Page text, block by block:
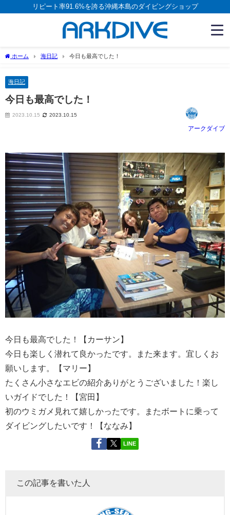
リピート率91.6%を誇る沖縄本島のダイビングショップ
ホーム 海日記 今日も最高でした！
海日記
今日も最高でした！
2023.10.15 2023.10.15
アークダイブ
今日も最高でした！【カーサン】
今日も楽しく潜れて良かったです。また来ます。宜しくお
願いします。【マリー】
たくさん小さなエビの紹介ありがとうございました！楽し
いガイドでした！【宮田】
初のウミガメ見れて嬉しかったです。またボートに乗って
ダイビングしたいです！【ななみ】
LINE
この記事を書いた人